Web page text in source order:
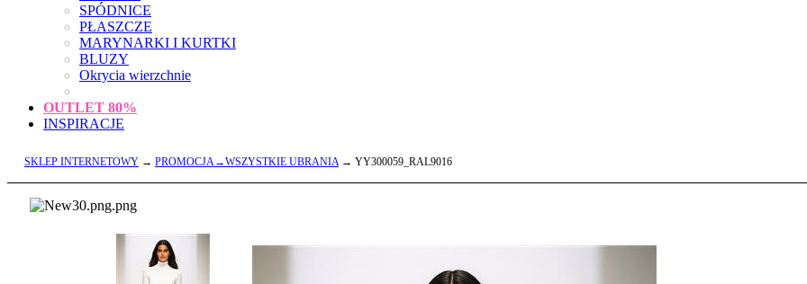
SPÓDNICE
PŁASZCZE
MARYNARKI I KURTKI
BLUZY
Okrycia wierzchnie
OUTLET 80%
INSPIRACJE
SKLEP INTERNETOWY → PROMOCJA→WSZYSTKIE UBRANIA→ YY300059_RAL9016